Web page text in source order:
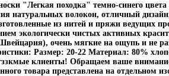
"Легкая походка" темно-синего
натуральных волокон, отличный
из нитей и пряжи ведущих
экологически чистых активных
очень мягкие на ощупь и не
Размер: 20-22 Материал: 80%
клиенты! Обращаем ваше
товара представлена на отдельном